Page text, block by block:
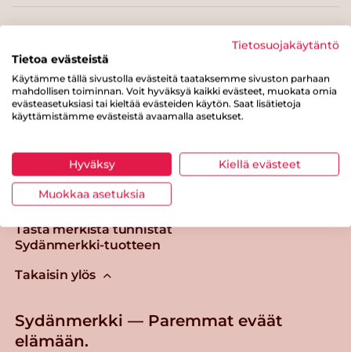
Tulosta sivu Jaa tuote
Tästä merkistä tunnistat
Sydänmerkki-tuotteen
Takaisin ylös
Sydänmerkki — Paremmat eväät
elämään.
Tietosuojakäytäntö
Tietoa evästeistä
Käytämme tällä sivustolla evästeitä taataksemme sivuston parhaan
mahdollisen toiminnan. Voit hyväksyä kaikki evästeet, muokata omia
evästeasetuksiasi tai kieltää evästeiden käytön. Saat lisätietoja
käyttämistämme evästeistä avaamalla asetukset.
Hyväksy Kiellä evästeet
Muokkaa asetuksia